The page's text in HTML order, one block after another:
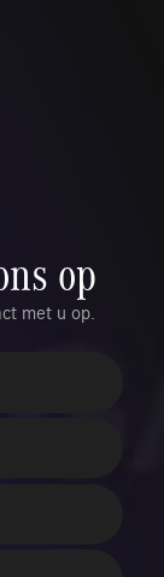
op
met u op.